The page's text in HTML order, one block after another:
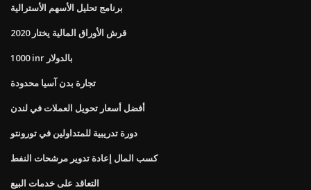
برنامج تحليل الأسهم الأسترالية
قرش الأوراق المالية يختار 2020
1000 inr بالدولار
تجارة بدن آسيا محدودة
أفضل أسعار تحويل العملات في لندن
دورة تدريبية للمتداولين في تورونتو
كسب المال إعادة تدوير مرشحات النفط
التعاقد على خدمات البيع